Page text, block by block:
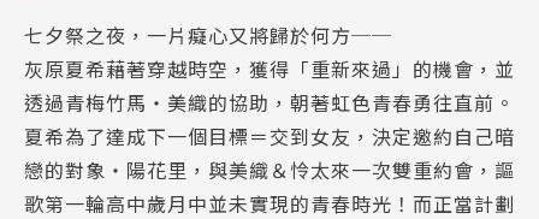
七夕祭之夜，一片癡心又將歸於何方──
灰原夏希藉著穿越時空，獲得「重新來過」的機會，並
透過青梅竹馬‧美織的協助，朝著虹色青春勇往直前。
夏希為了達成下一個目標＝交到女友，決定邀約自己暗
戀的對象‧陽花里，與美織＆怜太來一次雙重約會，謳
歌第一輪高中歲月中並未實現的青春時光！而正當計劃